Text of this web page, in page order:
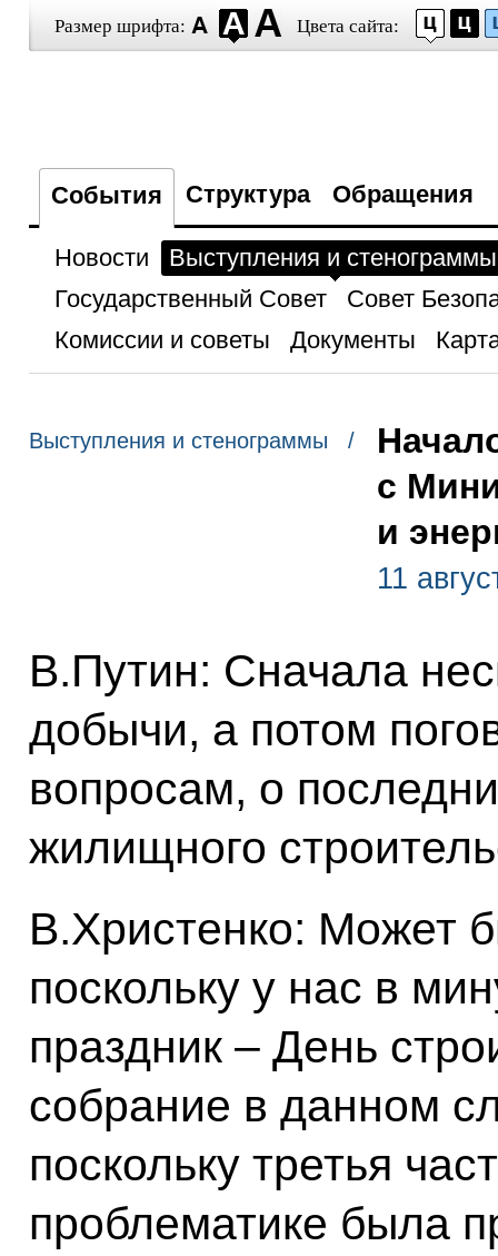
Размер шрифта: Цвета сайта:
События Структура Обращения
Новости
Выступления и стенограммы
Государственный Совет
Совет
Комиссии и советы
Документы
Выступления и стенограммы /
с
и
11
В.Путин: Сначала
добычи, а потом
вопросам, о
жилищного
В.Христенко: Может
поскольку у нас в
праздник – День
собрание в данном
поскольку третья
проблематике была